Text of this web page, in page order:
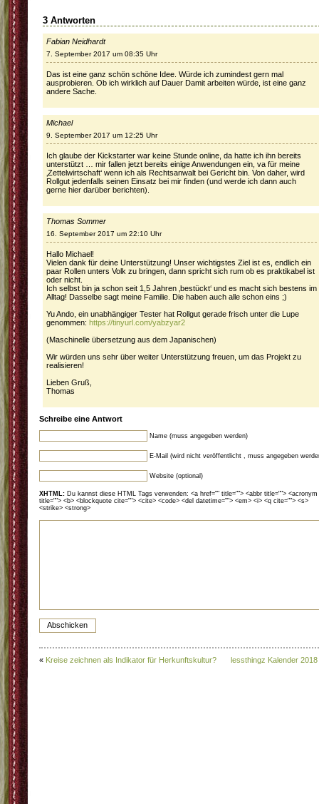
3 Antworten
Fabian Neidhardt
7. September 2017 um 08:35 Uhr
Das ist eine ganz schön schöne Idee. Würde ich zumindest gern mal
ausprobieren. Ob ich wirklich auf Dauer Damit arbeiten würde, ist eine ganz
andere Sache.
Michael
9. September 2017 um 12:25 Uhr
Ich glaube der Kickstarter war keine Stunde online, da hatte ich ihn bereits
unterstützt … mir fallen jetzt bereits einige Anwendungen ein, va für meine
‚Zettelwirtschaft‘ wenn ich als Rechtsanwalt bei Gericht bin. Von daher, wird
Rollgut jedenfalls seinen Einsatz bei mir finden (und werde ich dann auch
gerne hier darüber berichten).
Thomas Sommer
16. September 2017 um 22:10 Uhr
Hallo Michael!
Vielen dank für deine Unterstützung! Unser wichtigstes Ziel ist es, endlich ein
paar Rollen unters Volk zu bringen, dann spricht sich rum ob es praktikabel ist
oder nicht.
Ich selbst bin ja schon seit 1,5 Jahren ‚bestückt‘ und es macht sich bestens im
Alltag! Dasselbe sagt meine Familie. Die haben auch alle schon eins ;)
Yu Ando, ein unabhängiger Tester hat Rollgut gerade frisch unter die Lupe
genommen: https://tinyurl.com/yabzyar2
(Maschinelle übersetzung aus dem Japanischen)
Wir würden uns sehr über weiter Unterstützung freuen, um das Projekt zu
realisieren!
Lieben Gruß,
Thomas
Schreibe eine Antwort
Name (muss angegeben werden)
E-Mail (wird nicht veröffentlicht , muss angegeben
Website (optional)
XHTML: Du kannst diese HTML Tags verwenden: <a href="" title=""> <abbr title=""> <acronym
title=""> <b> <blockquote cite=""> <cite> <code> <del datetime=""> <em> <i> <q cite=""> <s>
<strike> <strong>
« Kreise zeichnen als Indikator für Herkunftskultur? lessthingz Kalender 2018